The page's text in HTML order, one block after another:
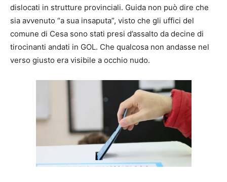
dislocati in strutture provinciali. Guida non può dire che
sia avvenuto “a sua insaputa”, visto che gli uffici del
comune di Cesa sono stati presi d’assalto da decine di
tirocinanti andati in GOL. Che qualcosa non andasse nel
verso giusto era visibile a occhio nudo.